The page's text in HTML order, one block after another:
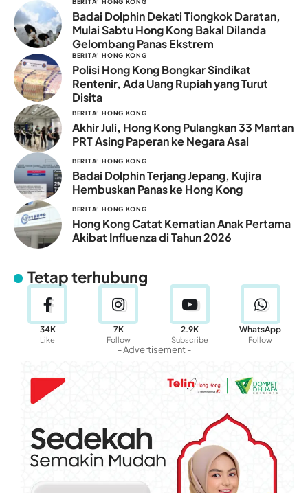
BERITA HONG KONG
Badai Dolphin Dekati Tiongkok Daratan,
Mulai Sabtu Hong Kong Bakal Dilanda
Gelombang Panas Ekstrem
BERITA HONG KONG
Polisi Hong Kong Bongkar Sindikat
Rentenir, Ada Uang Rupiah yang Turut
Disita
BERITA HONG KONG
Akhir Juli, Hong Kong Pulangkan 33 Mantan
PRT Asing Paperan ke Negara Asal
BERITA HONG KONG
Badai Dolphin Terjang Jepang, Kujira
Hembuskan Panas ke Hong Kong
BERITA HONG KONG
Hong Kong Catat Kematian Anak Pertama
Akibat Influenza di Tahun 2026
Tetap terhubung
34K
Like
7K
Follow
2.9K
Subscribe
WhatsApp
Follow
- Advertisement -